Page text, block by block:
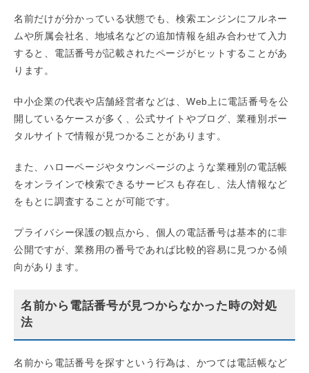
名前だけが分かっている状態でも、検索エンジンにフルネー
ムや所属会社名、地域名などの追加情報を組み合わせて入力
すると、電話番号が記載されたページがヒットすることがあ
ります。
中小企業の代表や店舗経営者などは、Web上に電話番号を公
開しているケースが多く、公式サイトやブログ、業種別ポー
タルサイトで情報が見つかることがあります。
また、ハローページやタウンページのような業種別の電話帳
をオンラインで検索できるサービスも存在し、法人情報など
をもとに調査することが可能です。
プライバシー保護の観点から、個人の電話番号は基本的に非
公開ですが、業務用の番号であれば比較的容易に見つかる傾
向があります。
名前から電話番号が見つからなかった時の対処
法
名前から電話番号を探すという行為は、かつては電話帳など